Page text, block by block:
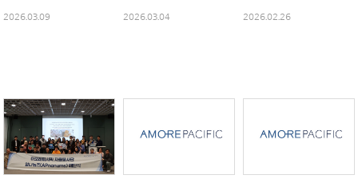
2026.03.09 2026.03.04 2026.02.26